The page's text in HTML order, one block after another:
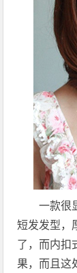
一款很
短发发型，
了，而内扣
果，而且这